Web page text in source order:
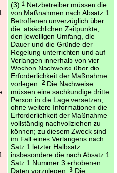
(3) 1Netzbetreiber müssen die
von Maßnahmen nach Absatz 1
Betroffenen unverzüglich über
die tatsächlichen Zeitpunkte,
den jeweiligen Umfang, die
Dauer und die Gründe der
Regelung unterrichten und auf
Verlangen innerhalb von vier
Wochen Nachweise über die
Erforderlichkeit der Maßnahme
vorlegen.
2Die Nachweise
müssen eine sachkundige dritte
Person in die Lage versetzen,
ohne weitere Informationen die
Erforderlichkeit der Maßnahme
vollständig nachvollziehen zu
können; zu diesem Zweck sind
im Fall eines Verlangens nach
Satz 1 letzter Halbsatz
insbesondere die nach Absatz 1
Satz 1 Nummer 3 erhobenen
Daten vorzulegen.
3Die